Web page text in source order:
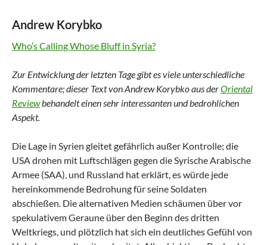
Andrew Korybko
Who’s Calling Whose Bluff in Syria?
Zur Entwicklung der letzten Tage gibt es viele unterschiedliche
Kommentare; dieser Text von Andrew Korybko aus derOriental
Reviewbehandelt einen sehr interessanten und bedrohlichen
Aspekt.
Die Lage in Syrien gleitet gefährlich außer Kontrolle; die
USA drohen mit Luftschlägen gegen die Syrische Arabische
Armee (SAA), und Russland hat erklärt, es würde jede
hereinkommende Bedrohung für seine Soldaten
abschießen. Die alternativen Medien schäumen über vor
spekulativem Geraune über den Beginn des dritten
Weltkriegs, und plötzlich hat sich ein deutliches Gefühl von